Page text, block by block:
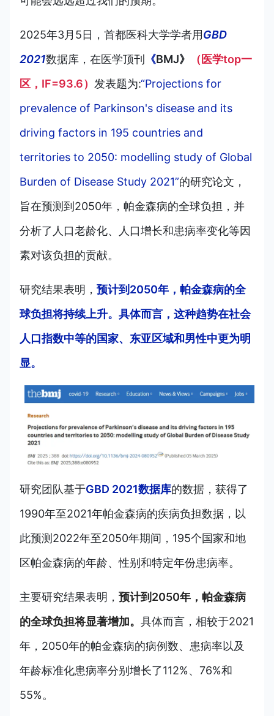
2025年3月5日，首都医科大学学者用GBD
2021数据库，在医学顶刊 《BMJ》
（医学top一
区，IF=93.6） 发表题为:“Projections for
prevalence of Parkinson's disease and its
driving factors in 195 countries and
territories to 2050: modelling study of Global
Burden of Disease Study 2021”的研究论文，
旨在预测到2050年，帕金森病的全球负担，并
分析了人口老龄化、人口增长和患病率变化等因
素对该负担的贡献。
研究结果表明， 预计到2050年，帕金森病的全
球负担将持续上升。具体而言，这种趋势在社会
人口指数中等的国家、东亚区域和男性中更为明
显。
研究团队基于GBD 2021数据库的数据，获得了
1990年至2021年帕金森病的疾病负担数据，以
此预测2022年至2050年期间，195个国家和地
区帕金森病的年龄、性别和特定年份患病率。
主要研究结果表明， 预计到2050年，帕金森病
的全球负担将显著增加。 具体而言，相较于2021
年，2050年的帕金森病的病例数、患病率以及
年龄标准化患病率分别增长了112%、76%和
55%。